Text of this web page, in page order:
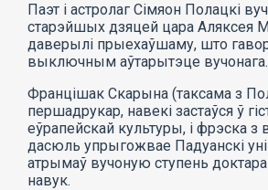
Паэт і астролаг Сімяон Полацкі
старэйшых дзяцей цара Аляксея
даверылі прыехаўшаму, што
выключным аўтарытэце вучонага.
Францішак Скарына (таксама з
першадрукар, навекі застаўся ў
еўрапейскай культуры, і фрэска з
дасюль упрыгожвае Падуанскі
атрымаў вучоную ступень
навук.